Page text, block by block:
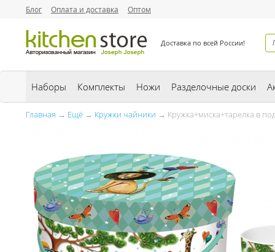
Блог Оплата и доставка Оптом
Доставка по всей России!
Наборы Комплекты Ножи Разделочные доски
Главная → Ещё → Кружки чайники → Кружка+миска+тарелка в